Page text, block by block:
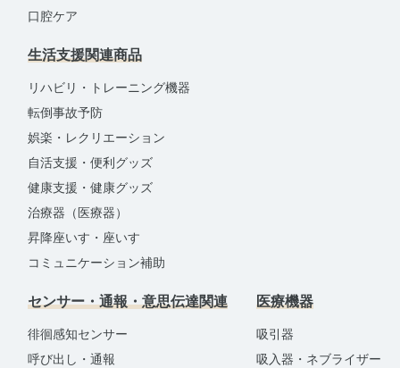
口腔ケア
生活支援関連商品
リハビリ・トレーニング機器
転倒事故予防
娯楽・レクリエーション
自活支援・便利グッズ
健康支援・健康グッズ
治療器（医療器）
昇降座いす・座いす
コミュニケーション補助
センサー・通報・意思伝達関連
徘徊感知センサー
呼び出し・通報
医療機器
吸引器
吸入器・ネブライザー